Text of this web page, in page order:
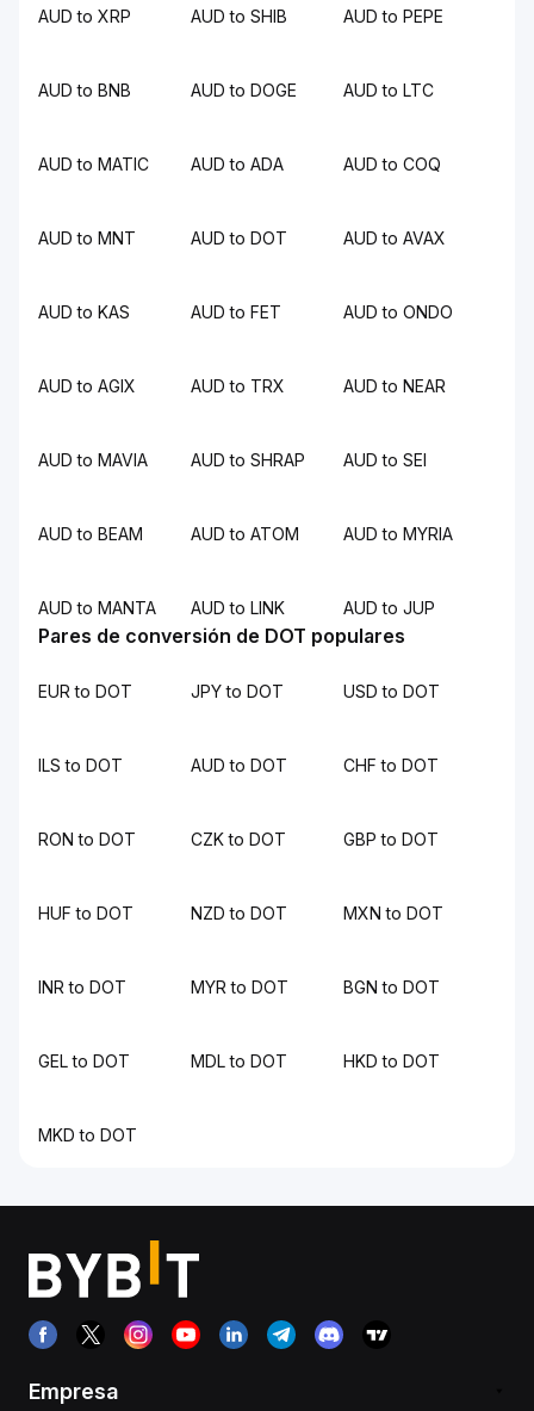
AUD to XRP AUD to SHIB AUD to PEPE
AUD to BNB AUD to DOGE AUD to LTC
AUD to MATIC AUD to ADA AUD to COQ
AUD to MNT AUD to DOT AUD to AVAX
AUD to KAS AUD to FET AUD to ONDO
AUD to AGIX AUD to TRX AUD to NEAR
AUD to MAVIA AUD to SHRAP AUD to SEI
AUD to BEAM AUD to ATOM AUD to MYRIA
AUD to MANTA AUD to LINK AUD to JUP
Pares de conversión de DOT populares
EUR to DOT JPY to DOT USD to DOT
ILS to DOT AUD to DOT CHF to DOT
RON to DOT CZK to DOT GBP to DOT
HUF to DOT NZD to DOT MXN to DOT
INR to DOT MYR to DOT BGN to DOT
GEL to DOT MDL to DOT HKD to DOT
MKD to DOT
Empresa